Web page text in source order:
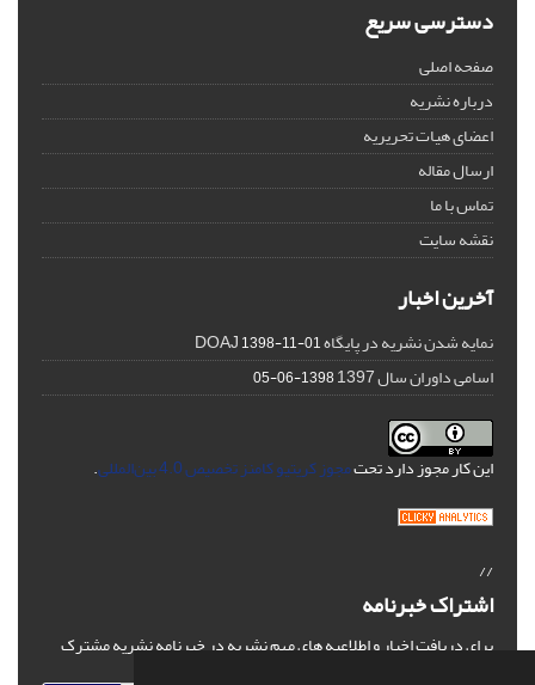
دسترسی سریع
صفحه اصلی
درباره نشریه
اعضای هیات تحریریه
ارسال مقاله
تماس با ما
نقشه سایت
آخرین اخبار
نمایه شدن نشریه در پایگاه DOAJ1398-11-01
اسامی داوران سال 1397 1398-06-05
این کار مجوز دارد تحتمجوز کریتیو کامنز تخصیص 4.0 بین‌المللی .
//
اشتراک خبرنامه
برای دریافت اخبار و اطلاعیه های مهم نشریه در خبرنامه نشریه مشترک